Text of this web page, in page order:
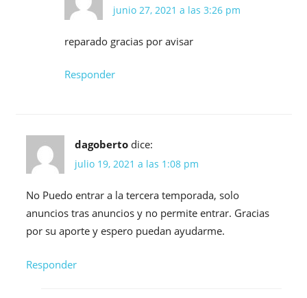
junio 27, 2021 a las 3:26 pm
reparado gracias por avisar
Responder
dagoberto dice:
julio 19, 2021 a las 1:08 pm
No Puedo entrar a la tercera temporada, solo
anuncios tras anuncios y no permite entrar. Gracias
por su aporte y espero puedan ayudarme.
Responder